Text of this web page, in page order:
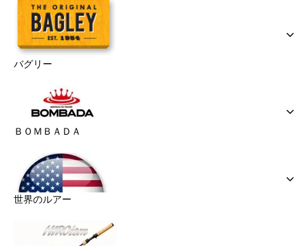
バグリー
ＢＯＭＢＡＤＡ
世界のルアー